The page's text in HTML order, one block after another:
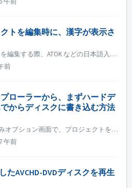
トを編集時に、漢字が表示さ
Nero Video でテキストを編集する際、ATOK などの日本語入力システムでは漢字に変換できない場合があります。 その場合は、Microsoft IME または Google IME をお試しください。
前
ローラーから、まずハードデ
からディスクに書き込む方法
1. Nero Videoの書き込みオプション画面で、プロジェクトをハードディスクのフォルダーに書き込みます。 2. 書き込みに成功した場合、Windowsのディスクへの書き込み機能を使って書き込みを行います。 ). ディスクドライブに空のディスクを挿入します。 2). 手順1で作成したフォル...
午前
たAVCHD-DVDディスクを再生